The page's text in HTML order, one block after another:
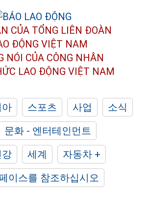
CỦA TỔNG LIÊN ĐOÀN
ĐỘNG VIỆT NAM
NÓI CỦA CÔNG NHÂN
LAO ĐỘNG VIỆT NAM
아 스포츠 사업
소식
문화 - 엔터테인먼트
강 세계
자동차 +
이스를 참조하십시오